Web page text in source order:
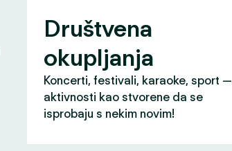
Društvena
okupljanja
Koncerti, festivali, karaoke, sport —
aktivnosti kao stvorene da se
isprobaju s nekim novim!